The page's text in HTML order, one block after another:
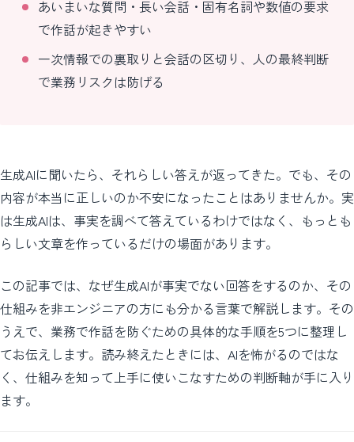
あいまいな質問・長い会話・固有名詞や数値の要求
で作話が起きやすい
一次情報での裏取りと会話の区切り、人の最終判断
で業務リスクは防げる
生成AIに聞いたら、それらしい答えが返ってきた。でも、その
内容が本当に正しいのか不安になったことはありませんか。実
は生成AIは、事実を調べて答えているわけではなく、もっとも
らしい文章を作っているだけの場面があります。
この記事では、なぜ生成AIが事実でない回答をするのか、その
仕組みを非エンジニアの方にも分かる言葉で解説します。その
うえで、業務で作話を防ぐための具体的な手順を5つに整理し
てお伝えします。読み終えたときには、AIを怖がるのではな
く、仕組みを知って上手に使いこなすための判断軸が手に入り
ます。